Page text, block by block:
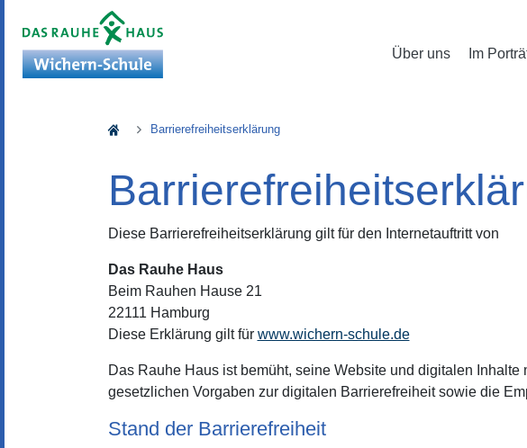
Über uns Im
Wichern-Schule
Barrierefreiheitserklärung
Diese Barrierefreiheitserklärung gilt für den Internetauftritt von
Das Rauhe Haus
Beim Rauhen Hause 21
22111 Hamburg
Diese Erklärung gilt für www.wichern-schule.de
Das Rauhe Haus ist bemüht, seine Website und digitalen
gesetzlichen Vorgaben zur digitalen Barrierefreiheit sowie die
Stand der Barrierefreiheit